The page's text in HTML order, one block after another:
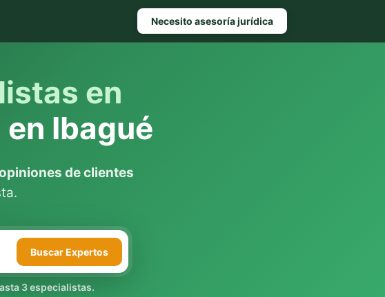
Necesito asesoría jurídica
en
en Ibagué
de clientes
BuscarExpertos
3 especialistas.